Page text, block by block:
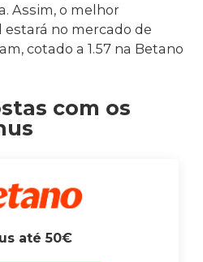
Assim, o melhor
no mercado de
cotado a 1.57 na Betano
com os
até 50€